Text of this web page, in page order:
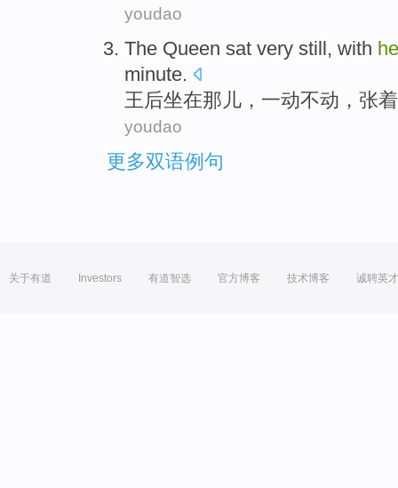
youdao
The Queen sat very still, with
minute.
王后坐在那儿 ，一动不动，张着
youdao
更多双语例句
关于有道 Investors 有道智选 官方博客 技术博客 诚聘英才